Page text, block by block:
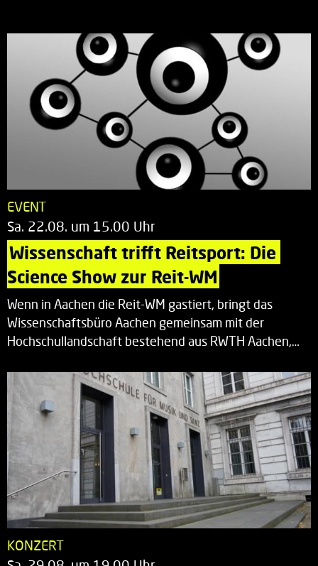
EVENT
Sa. 22.08. um 15.00 Uhr
Wissenschaft trifft Reitsport: Die
Science Show zur Reit-WM
Wenn in Aachen die Reit-WM gastiert, bringt das
Wissenschaftsbüro Aachen gemeinsam mit der
Hochschullandschaft bestehend aus RWTH Aachen,…
KONZERT